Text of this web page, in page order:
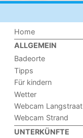
Home
ALLGEMEIN
Badeorte
Tipps
Für kindern
Wetter
Webcam Langstraat
Webcam Strand
UNTERKÜNFTE